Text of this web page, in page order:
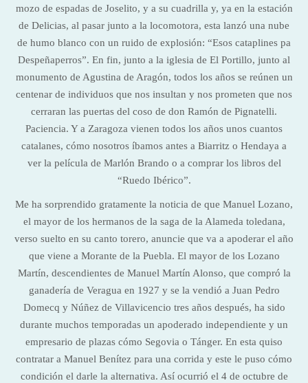
mozo de espadas de Joselito, y a su cuadrilla y, ya en la estación
de Delicias, al pasar junto a la locomotora, esta lanzó una nube
de humo blanco con un ruido de explosión: “Esos cataplines pa
Despeñaperros”. En fin, junto a la iglesia de El Portillo, junto al
monumento de Agustina de Aragón, todos los años se reúnen un
centenar de individuos que nos insultan y nos prometen que nos
cerraran las puertas del coso de don Ramón de Pignatelli.
Paciencia. Y a Zaragoza vienen todos los años unos cuantos
catalanes, cómo nosotros íbamos antes a Biarritz o Hendaya a
ver la película de Marlón Brando o a comprar los libros del
“Ruedo Ibérico”.
Me ha sorprendido gratamente la noticia de que Manuel Lozano,
el mayor de los hermanos de la saga de la Alameda toledana,
verso suelto en su canto torero, anuncie que va a apoderar el año
que viene a Morante de la Puebla. El mayor de los Lozano
Martín, descendientes de Manuel Martín Alonso, que compró la
ganadería de Veragua en 1927 y se la vendió a Juan Pedro
Domecq y Núñez de Villavicencio tres años después, ha sido
durante muchos temporadas un apoderado independiente y un
empresario de plazas cómo Segovia o Tánger. En esta quiso
contratar a Manuel Benítez para una corrida y este le puso cómo
condición el darle la alternativa. Así ocurrió el 4 de octubre de